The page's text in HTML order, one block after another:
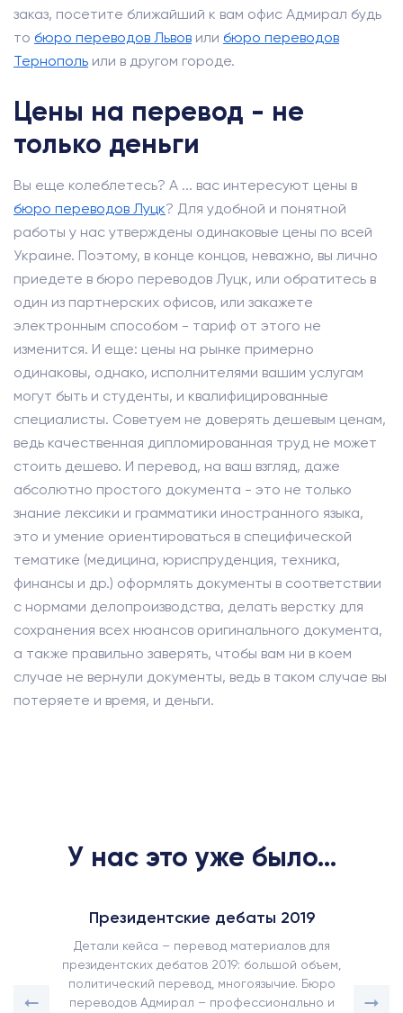
заказ, посетите ближайший к вам офис Адмирал будь
то бюро переводов Львов или бюро переводов
Тернополь или в другом городе.
Цены на перевод - не
только деньги
Вы еще колеблетесь? А ... вас интересуют цены в
бюро переводов Луцк? Для удобной и понятной
работы у нас утверждены одинаковые цены по всей
Украине. Поэтому, в конце концов, неважно, вы лично
приедете в бюро переводов Луцк, или обратитесь в
один из партнерских офисов, или закажете
электронным способом - тариф от этого не
изменится. И еще: цены на рынке примерно
одинаковы, однако, исполнителями вашим услугам
могут быть и студенты, и квалифицированные
специалисты. Советуем не доверять дешевым ценам,
ведь качественная дипломированная труд не может
стоить дешево. И перевод, на ваш взгляд, даже
абсолютно простого документа - это не только
знание лексики и грамматики иностранного языка,
это и умение ориентироваться в специфической
тематике (медицина, юриспруденция, техника,
финансы и др.) оформлять документы в соответствии
с нормами делопроизводства, делать верстку для
сохранения всех нюансов оригинального документа,
а также правильно заверять, чтобы вам ни в коем
случае не вернули документы, ведь в таком случае вы
потеряете и время, и деньги.
У нас это уже было...
Президентские дебаты 2019
Детали кейса – перевод материалов для
президентских дебатов 2019: большой объем,
политический перевод, многоязычие. Бюро
переводов Адмирал – профессионально и